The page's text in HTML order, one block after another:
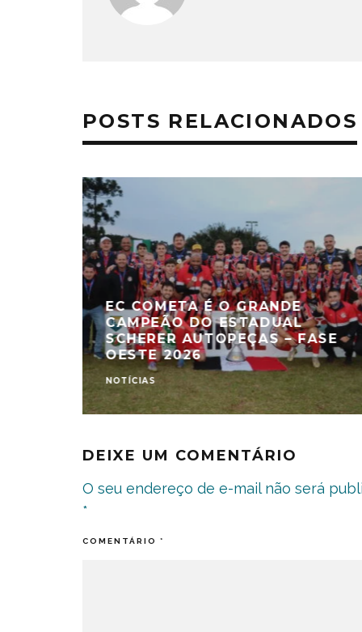
POSTS RELACIONADOS
EC COMETA É O GRANDE
CAMPEÃO DO ESTADUAL
SCHERER AUTOPEÇAS – FASE
OESTE 2026
NOTÍCIAS
DEIXE UM COMENTÁRIO
O seu endereço de e-mail não será
*
COMENTÁRIO *